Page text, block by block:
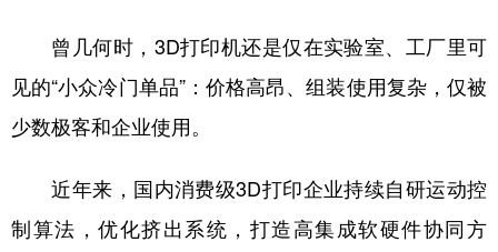
曾几何时，3D打印机还是仅在实验室、工厂里可
见的“小众冷门单品”：价格高昂、组装使用复杂，仅被
少数极客和企业使用。
近年来，国内消费级3D打印企业持续自研运动控
制算法，优化挤出系统，打造高集成软硬件协同方